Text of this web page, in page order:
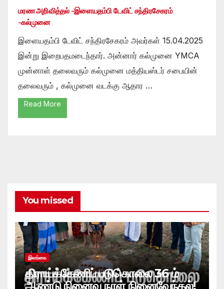
மரண அறிவித்தல் -இளையதம்பி டேவிட் சந்திரசேகரம்
-கல்முனை
இளையதம்பி டேவிட் சந்திரசேகரம் அவர்கள் 15.04.2025
இன்று இறைபதமடைந்தார். அன்னார் கல்முனை YMCA
முன்னாள் தலைவரும் கல்முனை மத்தியஸ்டர் சபையின்
தலைவரும் , கல்முனை வடக்கு ஆதார …
Read More
You missed
இலங்கை
திராய்க்கேணிப் படுகொலை 36 ம்
ஆண்டு நினைவு நாள் நினைவேந்தல்!